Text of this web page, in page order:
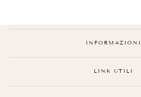
INFORMAZIONI
LINK UTILI